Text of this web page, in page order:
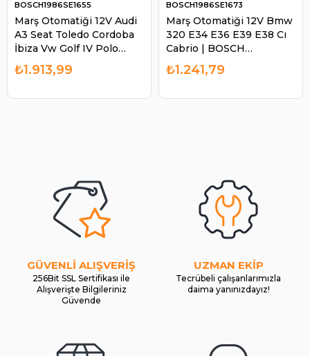
Marş Otomatiği 12V Audi
A3 Seat Toledo Cordoba
İbiza Vw Golf IV Polo
1986SE1655
BOSCH1986SE1655
₺1.913,99
Marş Otomatiği 12V Bmw
320 E34 E36 E39 E38 Cı
Cabrio | BOSCH
BOSCH1986SE1673
₺1.241,79
GÜVENLİ ALIŞVERİŞ
256Bit SSL Sertifikası ile
Alışverişte Bilgileriniz
Güvende
UZMAN EKİP
Tecrübeli çalışanlarımızla
daima yanınızdayız!